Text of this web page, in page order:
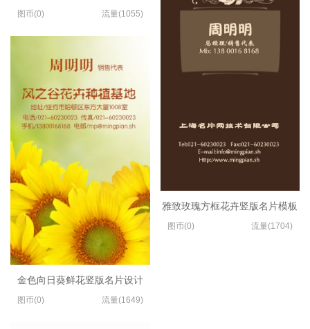
图币(0) 流量(1055)
金色向日葵鲜花竖版名片设计
图币(0) 流量(1649)
雅致玫瑰方框花卉竖版名片模板
图币(0) 流量(1704)